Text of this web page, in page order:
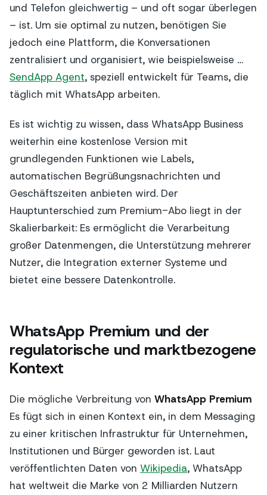
und Telefon gleichwertig – und oft sogar überlegen
– ist. Um sie optimal zu nutzen, benötigen Sie
jedoch eine Plattform, die Konversationen
zentralisiert und organisiert, wie beispielsweise …
SendApp Agent, speziell entwickelt für Teams, die
täglich mit WhatsApp arbeiten.
Es ist wichtig zu wissen, dass WhatsApp Business
weiterhin eine kostenlose Version mit
grundlegenden Funktionen wie Labels,
automatischen Begrüßungsnachrichten und
Geschäftszeiten anbieten wird. Der
Hauptunterschied zum Premium-Abo liegt in der
Skalierbarkeit: Es ermöglicht die Verarbeitung
großer Datenmengen, die Unterstützung mehrerer
Nutzer, die Integration externer Systeme und
bietet eine bessere Datenkontrolle.
WhatsApp Premium und der
regulatorische und marktbezogene
Kontext
Die mögliche Verbreitung von WhatsApp Premium
Es fügt sich in einen Kontext ein, in dem Messaging
zu einer kritischen Infrastruktur für Unternehmen,
Institutionen und Bürger geworden ist. Laut
veröffentlichten Daten von Wikipedia, WhatsApp
hat weltweit die Marke von 2 Milliarden Nutzern